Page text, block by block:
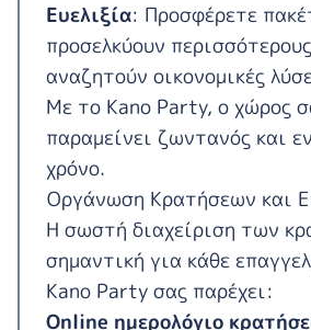
Ευελιξία: Προσφέρετε
προσελκύουν
αναζητούν οικονομικές
Με το Kano Party, ο χώρος
παραμείνει ζωντανός και
χρόνο.
Οργάνωση Κρατήσεων και
Η σωστή διαχείριση των
σημαντική για κάθε
Kano Party σας παρέχει:
Online ημερολόγιο